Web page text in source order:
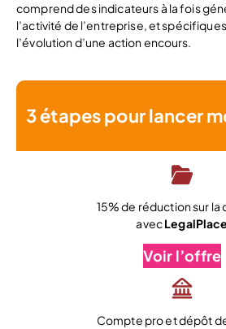
comprend des indicateurs à la fois
l’activité de l’entreprise, et
l’évolution d’une action encours.
3 étapes pour lancer
15% de réduction sur la
avecLegalPlace
Voir l’offre
Compte pro et dépôt